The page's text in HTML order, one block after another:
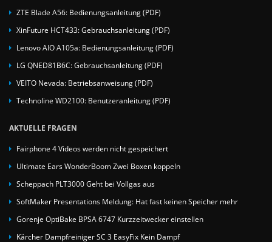
ZTE Blade A56: Bedienungsanleitung (PDF)
XinFuture HCT433: Gebrauchsanleitung (PDF)
Lenovo AIO A105a: Bedienungsanleitung (PDF)
LG QNED81B6C: Gebrauchsanleitung (PDF)
VEITO Nevada: Betriebsanweisung (PDF)
Technoline WD2100: Benutzeranleitung (PDF)
AKTUELLE FRAGEN
Fairphone 4 Videos werden nicht gespeichert
Ultimate Ears WonderBoom Zwei Boxen koppeln
Scheppach PLT3000 Geht bei Vollgas aus
SoftMaker Presentations Meldung: Hat fast keinen Speicher mehr
Gorenje OptiBake BPSA 6747 Kurzzeitwecker einstellen
Kärcher Dampfreiniger SC 3 EasyFix Kein Dampf